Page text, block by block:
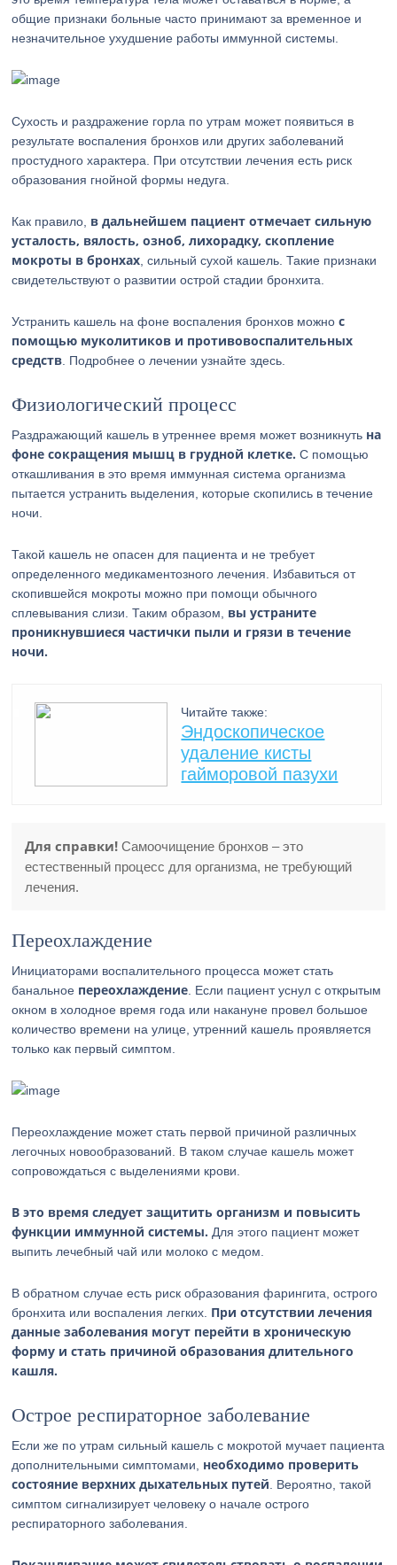
общие признаки больные часто принимают за временное и
незначительное ухудшение работы иммунной системы.
Сухость и раздражение горла по утрам может появиться в
результате воспаления бронхов или других заболеваний
простудного характера. При отсутствии лечения есть риск
образования гнойной формы недуга.
Как правило, в дальнейшем пациент отмечает сильную
усталость, вялость, озноб, лихорадку, скопление
мокроты в бронхах , сильный сухой кашель. Такие признаки
свидетельствуют о развитии острой стадии бронхита.
Устранить кашель на фоне воспаления бронхов можнос
помощью муколитиков и противовоспалительных
средств . Подробнее о лечении узнайте здесь.
Физиологический процесс
Раздражающий кашель в утреннее время может возникнуть на
фоне сокращения мышц в грудной клетке. С помощью
откашливания в это время иммунная система организма
пытается устранить выделения, которые скопились в течение
ночи.
Такой кашель не опасен для пациента и не требует
определенного медикаментозного лечения. Избавиться от
скопившейся мокроты можно при помощи обычного
сплевывания слизи. Таким образом, вы устраните
проникнувшиеся частички пыли и грязи в течение
ночи.
Читайте также:
Эндоскопическое
удаление кисты
гайморовой пазухи
Для справки! Самоочищение бронхов – это
естественный процесс для организма, не требующий
лечения.
Переохлаждение
Инициаторами воспалительного процесса может стать
банальное переохлаждение . Если пациент уснул с открытым
окном в холодное время года или накануне провел большое
количество времени на улице, утренний кашель проявляется
только как первый симптом.
Переохлаждение может стать первой причиной различных
легочных новообразований. В таком случае кашель может
сопровождаться с выделениями крови.
В это время следует защитить организм и повысить
функции иммунной системы. Для этого пациент может
выпить лечебный чай или молоко с медом.
В обратном случае есть риск образования фарингита, острого
бронхита или воспаления легких. При отсутствии лечения
данные заболевания могут перейти в хроническую
форму и стать причиной образования длительного
кашля.
Острое респираторное заболевание
Если же по утрам сильный кашель с мокротой мучает пациента
дополнительными симптомами, необходимо проверить
состояние верхних дыхательных путей . Вероятно, такой
симптом сигнализирует человеку о начале острого
респираторного заболевания.